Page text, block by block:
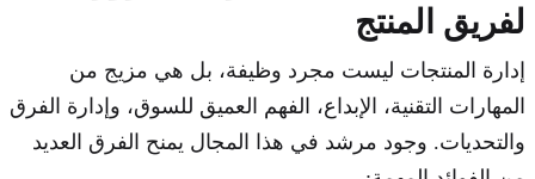
لفريق المنتج
إدارة المنتجات ليست مجرد وظيفة، بل هي مزيج من
المهارات التقنية، الإبداع، الفهم العميق للسوق، وإدارة الفرق
والتحديات. وجود مرشد في هذا المجال يمنح الفرق العديد